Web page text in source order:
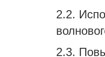
2.2.
2.3.